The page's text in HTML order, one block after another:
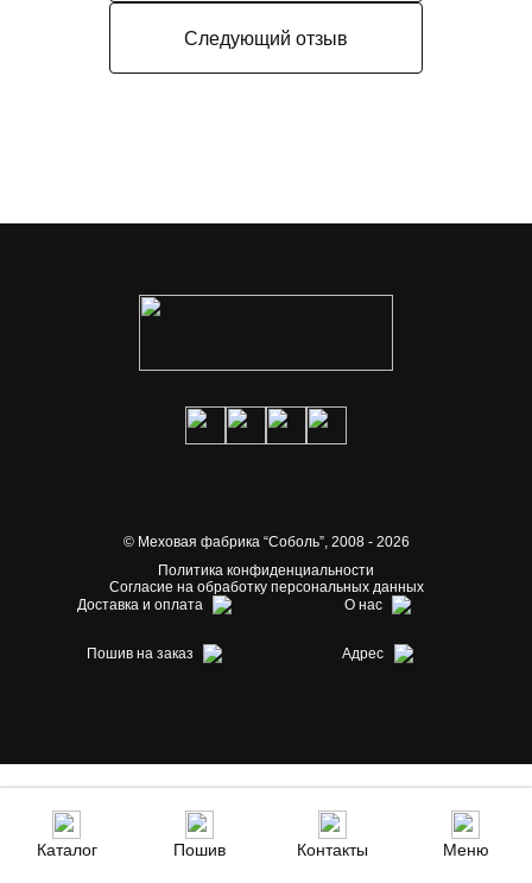
Следующий отзыв
© Меховая фабрика “Соболь”,2008 - 2026
Политика конфиденциальности
Согласие на обработку персональных данных
Доставка и оплата
О нас
Пошив на заказ Адрес
Каталог Пошив Контакты Меню